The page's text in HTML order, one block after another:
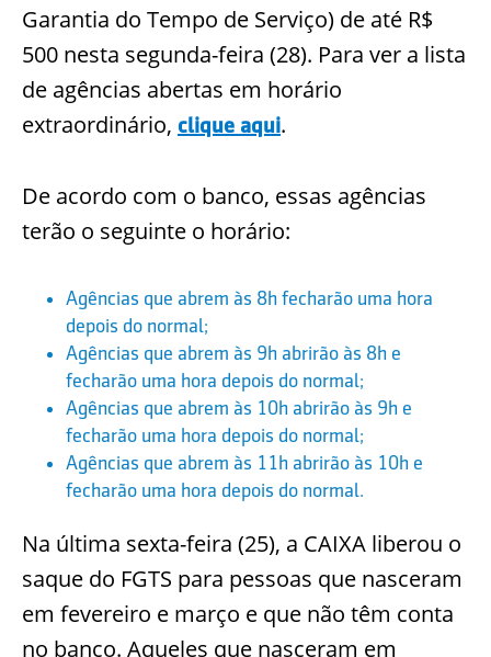
Garantia do Tempo de Serviço) de até R$
500 nesta segunda-feira (28). Para ver a lista
de agências abertas em horário
extraordinário, clique aqui.
De acordo com o banco, essas agências
terão o seguinte o horário:
Agências que abrem às 8h fecharão uma hora
depois do normal;
Agências que abrem às 9h abrirão às 8h e
fecharão uma hora depois do normal;
Agências que abrem às 10h abrirão às 9h e
fecharão uma hora depois do normal;
Agências que abrem às 11h abrirão às 10h e
fecharão uma hora depois do normal.
Na última sexta-feira (25), a CAIXA liberou o
saque do FGTS para pessoas que nasceram
em fevereiro e março e que não têm conta
no banco. Aqueles que nasceram em